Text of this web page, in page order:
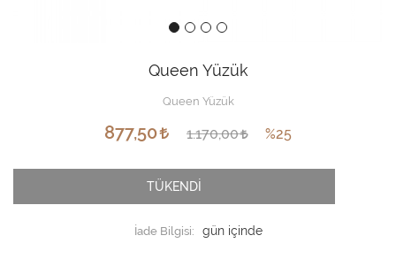
Queen Yüzük
Queen Yüzük
877,50 1.170,00 %25
TÜKENDİ
İade Bilgisi: